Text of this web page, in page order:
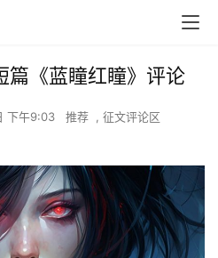
篇《蓝瞳红瞳》评论
下午9:03 推荐 , 征文评论区